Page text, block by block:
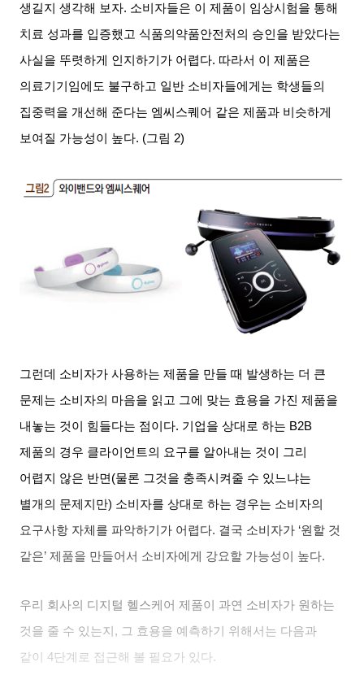
생길지 생각해 보자. 소비자들은 이 제품이 임상시험을 통해
치료 성과를 입증했고 식품의약품안전처의 승인을 받았다는
사실을 뚜렷하게 인지하기가 어렵다. 따라서 이 제품은
의료기기임에도 불구하고 일반 소비자들에게는 학생들의
집중력을 개선해 준다는 엠씨스퀘어 같은 제품과 비슷하게
보여질 가능성이 높다. (그림 2)
그런데 소비자가 사용하는 제품을 만들 때 발생하는 더 큰
문제는 소비자의 마음을 읽고 그에 맞는 효용을 가진 제품을
내놓는 것이 힘들다는 점이다. 기업을 상대로 하는 B2B
제품의 경우 클라이언트의 요구를 알아내는 것이 그리
어렵지 않은 반면 (물론 그것을 충족시켜줄 수 있느냐는
별개의 문제지만) 소비자를 상대로 하는 경우는 소비자의
요구사항 자체를 파악하기가 어렵다. 결국 소비자가 ‘원할 것
같은’제품을 만들어서 소비자에게 강요할 가능성이 높다.
우리 회사의 디지털 헬스케어 제품이 과연 소비자가 원하는
것을 줄 수 있는지 , 그 효용을 예측하기 위해서는 다음과
같이
4단계로 접근해 볼 필요가 있다.